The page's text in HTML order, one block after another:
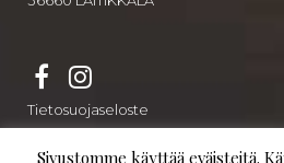
Tietosuojaseloste
Sivustomme käyttää eväisteitä.